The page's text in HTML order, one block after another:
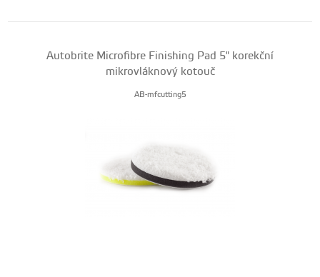
Autobrite Microfibre Finishing Pad 5" korekční
mikrovláknový kotouč
AB-mfcutting5